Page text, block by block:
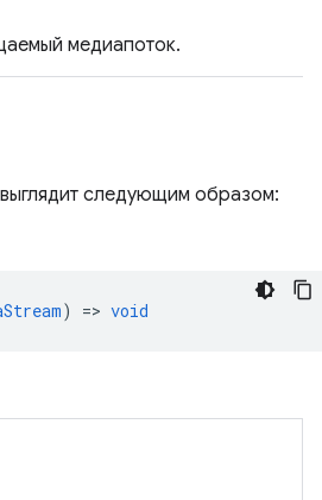
медиапоток.
выглядит следующим образом:
) => void